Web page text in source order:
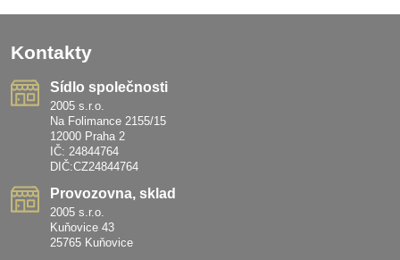
Kontakty
Sídlo společnosti
2005 s.r.o.
Na Folimance 2155/15
12000 Praha 2
IČ: 24844764
DIČ:CZ24844764
Provozovna, sklad
2005 s.r.o.
Kuňovice 43
25765 Kuňovice